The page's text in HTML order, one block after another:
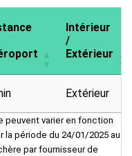
Intérieur
/
Extérieur
Extérieur
peuvent varier en fonction
la période du 24/01/2025 au
par fournisseur de